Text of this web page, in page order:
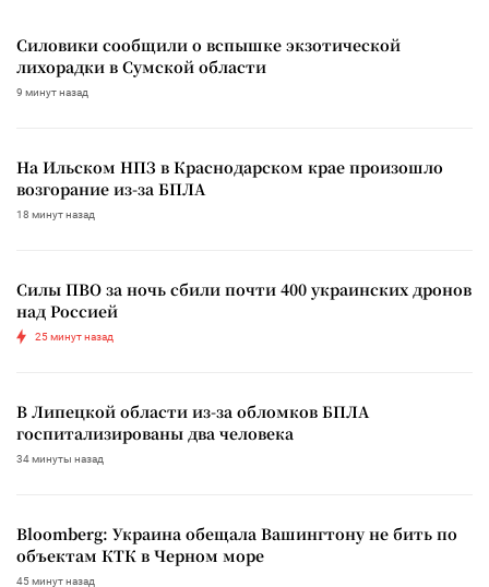
Силовики сообщили о вспышке экзотической
лихорадки в Сумской области
9 минут назад
На Ильском НПЗ в Краснодарском крае произошло
возгорание из-за БПЛА
18 минут назад
Силы ПВО за ночь сбили почти 400 украинских дронов
над Россией
25 минут назад
В Липецкой области из-за обломков БПЛА
госпитализированы два человека
34 минуты назад
Bloomberg: Украина обещала Вашингтону не бить по
объектам КТК в Черном море
45 минут назад